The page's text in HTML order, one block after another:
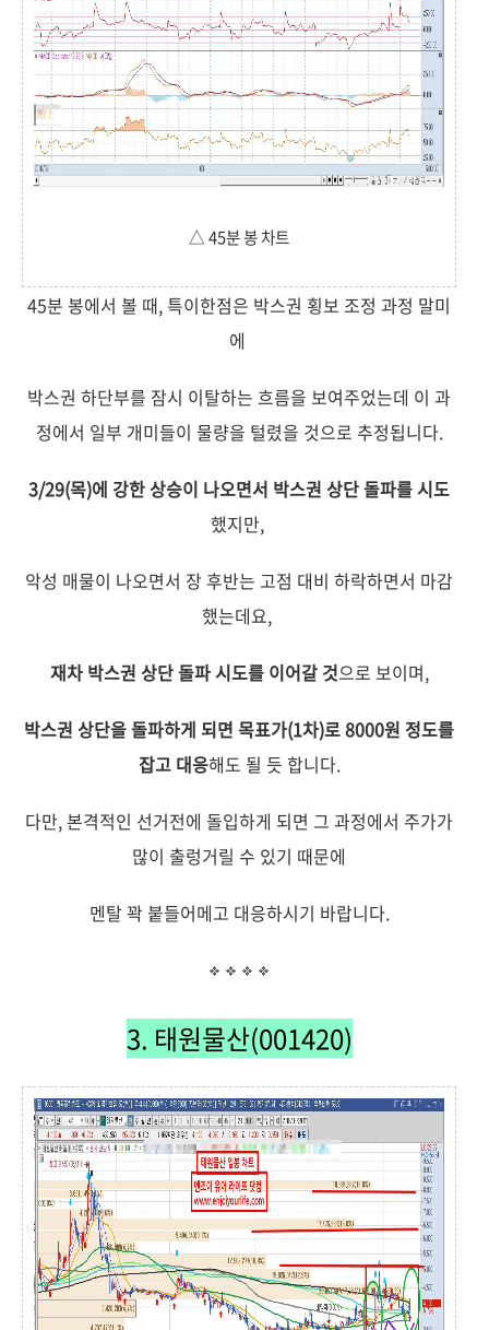
△ 45분 봉 차트
45분 봉에서 볼 때, 특이한점은 박스권 횡보 조정 과정 말미
에
박스권 하단부를 잠시 이탈하는 흐름을 보여주었는데 이 과
정에서 일부 개미들이 물량을 털렸을 것으로 추정됩니다.
3/29(목)에 강한 상승이 나오면서 박스권 상단 돌파를 시도
했지만,
악성 매물이 나오면서 장 후반는 고점 대비 하락하면서 마감
했는데요,
재차 박스권 상단 돌파 시도를 이어갈 것으로 보이며,
박스권 상단을 돌파하게 되면 목표가(1차)로 8000원 정도를
잡고 대응해도 될 듯 합니다.
다만, 본격적인 선거전에 돌입하게 되면 그 과정에서 주가가
많이 출렁거릴 수 있기 때문에
멘탈 꽉 붙들어메고 대응하시기 바랍니다.
3. 태원물산(001420)